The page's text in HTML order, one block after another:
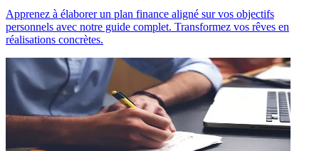
Apprenez à élaborer un plan finance aligné sur vos objectifs
personnels avec notre guide complet. Transformez vos rêves en
réalisations concrètes.